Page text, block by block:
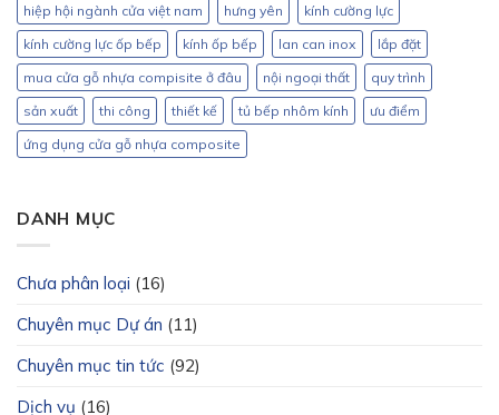
hiệp hội ngành cửa việt nam
hưng yên
kính cường lực
kính cường lực ốp bếp
kính ốp bếp lan can inox
lắp đặt
mua cửa gỗ nhựa compisite ở đâu
nội ngoại thất
quy trình
sản xuất
thi công thiết kế tủ bếp nhôm kính
ưu điểm
ứng dụng cửa gỗ nhựa composite
DANH MỤC
Chưa phân loại (16)
Chuyên mục Dự án (11)
Chuyên mục tin tức (92)
Dịch vụ (16)